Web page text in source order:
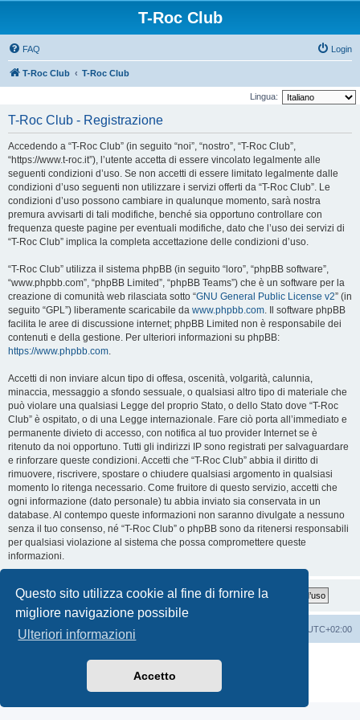
Questo sito utilizza cookie al fine di fornire la
migliore navigazione possibile
Ulteriori informazioni
Accetto
T-Roc Club
FAQ Login
T-Roc Club T-Roc Club
Lingua:
T-Roc Club - Registrazione
Accedendo a “T-Roc Club” (in seguito “noi”, “nostro”, “T-Roc Club”,
“https://www.t-roc.it”), l’utente accetta di essere vincolato legalmente alle
seguenti condizioni d’uso. Se non accetti di essere limitato legalmente dalle
condizioni d’uso seguenti non utilizzare i servizi offerti da “T-Roc Club”. Le
condizioni d’uso possono cambiare in qualunque momento, sarà nostra
premura avvisarti di tali modifiche, benché sia opportuno controllare con
frequenza queste pagine per eventuali modifiche, dato che l’uso dei servizi di
“T-Roc Club” implica la completa accettazione delle condizioni d’uso.
“T-Roc Club” utilizza il sistema phpBB (in seguito “loro”, “phpBB software”,
“www.phpbb.com”, “phpBB Limited”, “phpBB Teams”) che è un software per la
creazione di comunità web rilasciata sotto “GNU General Public License v2” (in
seguito “GPL”) liberamente scaricabile da www.phpbb.com. Il software phpBB
facilita le aree di discussione internet; phpBB Limited non è responsabile dei
contenuti e della gestione. Per ulteriori informazioni su phpBB:
https://www.phpbb.com.
Accetti di non inviare alcun tipo di offesa, oscenità, volgarità, calunnia,
minaccia, messaggio a sfondo sessuale, o qualsiasi altro tipo di materiale che
può violare una qualsiasi Legge del proprio Stato, o dello Stato dove “T-Roc
Club” è ospitato, o di una Legge internazionale. Fare ciò porta all’immediato e
permanente divieto di accesso, con notifica al tuo provider Internet se è
ritenuto da noi opportuno. Tutti gli indirizzi IP sono registrati per salvaguardare
e rinforzare queste condizioni. Accetti che “T-Roc Club” abbia il diritto di
rimuovere, riscrivere, spostare o chiudere qualsiasi argomento in qualsiasi
momento lo ritenga necessario. Come fruitore di questo servizio, accetti che
ogni informazione (dato personale) tu abbia inviato sia conservata in un
database. Al contempo queste informazioni non saranno divulgate a nessuno
senza il tuo consenso, né “T-Roc Club” o phpBB sono da ritenersi responsabili
per qualsiasi violazione al sistema che possa compromettere queste
informazioni.
T-Roc Club T-Roc Club UTC+02:00
Traduzione Italiana